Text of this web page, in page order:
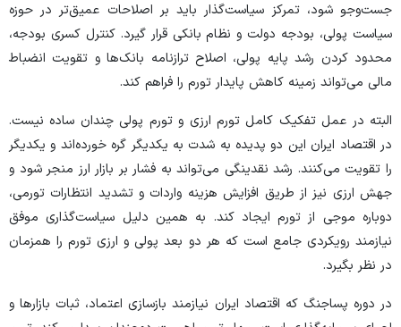
جست‌و‌جو شود، تمرکز سیاست‌گذار باید بر اصلاحات عمیق‌تر در حوزه
سیاست پولی، بودجه دولت و نظام بانکی قرار گیرد. کنترل کسری بودجه،
محدود کردن رشد پایه پولی، اصلاح ترازنامه بانک‌ها و تقویت انضباط
مالی می‌تواند زمینه کاهش پایدار تورم را فراهم کند.
البته در عمل تفکیک کامل تورم ارزی و تورم پولی چندان ساده نیست.
در اقتصاد ایران این دو پدیده به شدت به یکدیگر گره خورده‌اند و یکدیگر
را تقویت می‌کنند. رشد نقدینگی می‌تواند به فشار بر بازار ارز منجر شود و
جهش ارزی نیز از طریق افزایش هزینه واردات و تشدید انتظارات تورمی،
دوباره موجی از تورم ایجاد کند. به همین دلیل سیاست‌گذاری موفق
نیازمند رویکردی جامع است که هر دو بعد پولی و ارزی تورم را همزمان
در نظر بگیرد.
در دوره پسا‌جنگ که اقتصاد ایران نیازمند بازسازی اعتماد، ثبات بازار‌ها و